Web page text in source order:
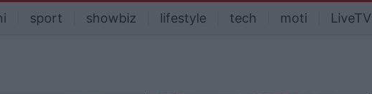
sport showbiz lifestyle tech moti LiveTV